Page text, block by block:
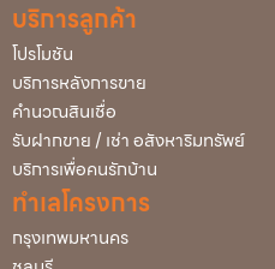
บริการลูกค้า
โปรโมชัน
บริการหลังการขาย
คำนวณสินเชื่อ
รับฝากขาย / เช่า อสังหาริมทรัพย์
บริการเพื่อคนรักบ้าน
ทำเลโครงการ
กรุงเทพมหานคร